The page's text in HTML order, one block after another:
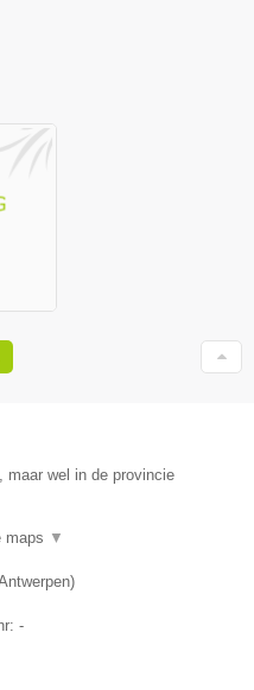
maar wel in de provincie
maps ▼
)
-